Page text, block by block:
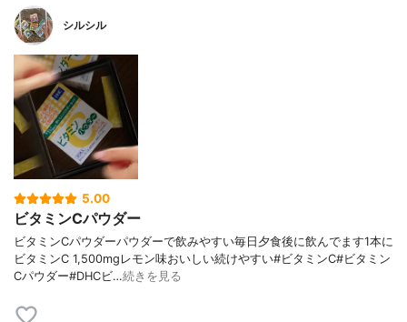
シルシル
5.00
ビタミンCパウダー
ビタミンCパウダーパウダーで飲みやすい毎日夕食後に飲んでます1本に
ビタミンC 1,500mgレモン味おいしい続けやすい#ビタミンC#ビタミン
Cパウダー#DHCビ…続きを見る